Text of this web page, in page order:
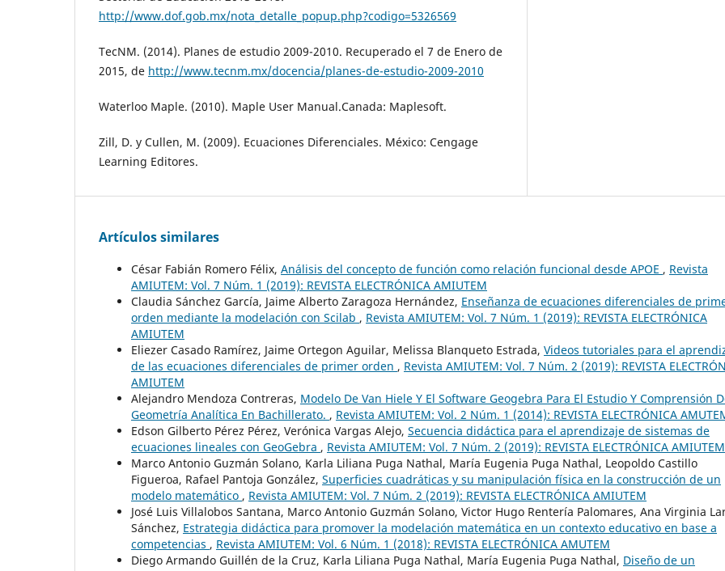
http://www.dof.gob.mx/nota_detalle_popup.php?codigo=5326569
TecNM. (2014). Planes de estudio 2009-2010. Recuperado el 7 de Enero de
2015, de http://www.tecnm.mx/docencia/planes-de-estudio-2009-2010
Waterloo Maple. (2010). Maple User Manual.Canada: Maplesoft.
Zill, D. y Cullen, M. (2009). Ecuaciones Diferenciales. México: Cengage
Learning Editores.
Artículos similares
César Fabián Romero Félix, Análisis del concepto de función como relación funcional desde APOE , Revista
AMIUTEM: Vol. 7 Núm. 1 (2019): REVISTA ELECTRÓNICA AMIUTEM
Claudia Sánchez García, Jaime Alberto Zaragoza Hernández, Enseñanza de ecuaciones diferenciales de
orden mediante la modelación con Scilab , Revista AMIUTEM: Vol. 7 Núm. 1 (2019): REVISTA ELECTRÓNICA
AMIUTEM
Eliezer Casado Ramírez, Jaime Ortegon Aguilar, Melissa Blanqueto Estrada, Videos tutoriales para el
de las ecuaciones diferenciales de primer orden , Revista AMIUTEM: Vol. 7 Núm. 2 (2019): REVISTA
AMIUTEM
Alejandro Mendoza Contreras, Modelo De Van Hiele Y El Software Geogebra Para El Estudio Y Comprensión
Geometría Analítica En Bachillerato. , Revista AMIUTEM: Vol. 2 Núm. 1 (2014): REVISTA ELECTRÓNICA
Edson Gilberto Pérez Pérez, Verónica Vargas Alejo, Secuencia didáctica para el aprendizaje de sistemas de
ecuaciones lineales con GeoGebra , Revista AMIUTEM: Vol. 7 Núm. 2 (2019): REVISTA ELECTRÓNICA AMIUTEM
Marco Antonio Guzmán Solano, Karla Liliana Puga Nathal, María Eugenia Puga Nathal, Leopoldo Castillo
Figueroa, Rafael Pantoja González, Superficies cuadráticas y su manipulación física en la construcción de un
modelo matemático , Revista AMIUTEM: Vol. 7 Núm. 2 (2019): REVISTA ELECTRÓNICA AMIUTEM
José Luis Villalobos Santana, Marco Antonio Guzmán Solano, Victor Hugo Rentería Palomares, Ana Virginia
Sánchez, Estrategia didáctica para promover la modelación matemática en un contexto educativo en base a
competencias , Revista AMIUTEM: Vol. 6 Núm. 1 (2018): REVISTA ELECTRÓNICA AMUTEM
Diego Armando Guillén de la Cruz, Karla Liliana Puga Nathal, María Eugenia Puga Nathal, Diseño de un